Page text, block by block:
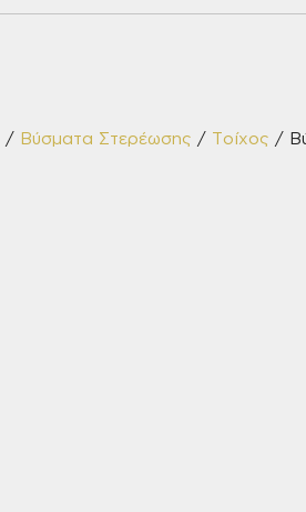
/ Βύσματα Στερέωσης / Τοίχος /